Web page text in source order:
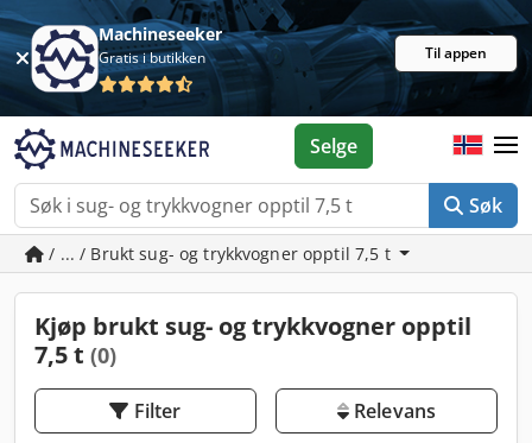
Machineseeker
Gratis i butikken Til appen
Søk
Selge
/ ... / Brukt sug- og trykkvogner opptil 7,5 t
Kjøp brukt sug- og trykkvogner opptil
7,5 t (0)
Filter Relevans